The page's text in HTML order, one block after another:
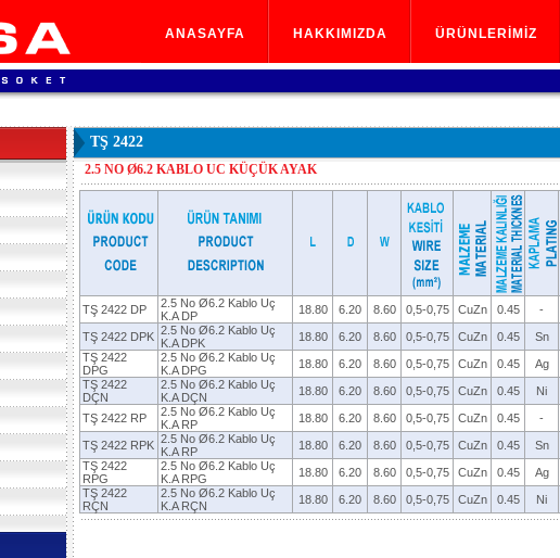
ANASAYFA HAKKIMIZDA ÜRÜNLERİMİZ
TŞ 2422
2.5 NO Ø6.2 KABLO UC KÜÇÜK AYAK
TŞ 2422 DP
2.5 No Ø6.2 Kablo Uç
K.A DP
18.80 6.20 8.60 0,5-0,75 CuZn 0.45 -
TŞ 2422 DPK 2.5 No Ø6.2 Kablo Uç
K.A DPK
18.80 6.20 8.60 0,5-0,75 CuZn 0.45 Sn
TŞ 2422
DPG
2.5 No Ø6.2 Kablo Uç
K.A DPG
18.80 6.20 8.60 0,5-0,75 CuZn 0.45 Ag
TŞ 2422
DÇN
2.5 No Ø6.2 Kablo Uç
K.A DÇN
18.80 6.20 8.60 0,5-0,75 CuZn 0.45 Ni
TŞ 2422 RP
2.5 No Ø6.2 Kablo Uç
K.A RP
18.80 6.20 8.60 0,5-0,75 CuZn 0.45 -
TŞ 2422 RPK 2.5 No Ø6.2 Kablo Uç
K.A RP
18.80 6.20 8.60 0,5-0,75 CuZn 0.45 Sn
TŞ 2422
RPG
2.5 No Ø6.2 Kablo Uç
K.A RPG
18.80 6.20 8.60 0,5-0,75 CuZn 0.45 Ag
TŞ 2422
RÇN
2.5 No Ø6.2 Kablo Uç
K.A RÇN
18.80 6.20 8.60 0,5-0,75 CuZn 0.45 Ni